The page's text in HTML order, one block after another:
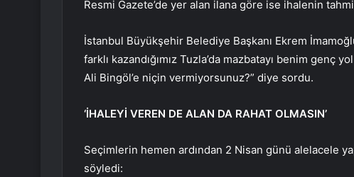
Resmi Gazete’de yer alan ilana göre ise ihalenin
İstanbul Büyükşehir Belediye Başkanı Ekrem
farklı kazandığımız Tuzla’da mazbatayı benim genç
Ali Bingöl’e niçin vermiyorsunuz?” diye sordu.
‘İHALEYİ VEREN DE ALAN DA RAHAT OLMASIN’
Seçimlerin hemen ardından 2 Nisan günü alelacele
söyledi: